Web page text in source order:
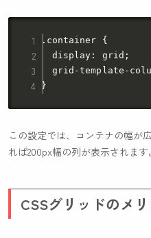
.container {
  display: grid;
grid-template-
この設定では、コンテナの幅が
れば200px幅の列が表示されます。
CSSグリッドのメ